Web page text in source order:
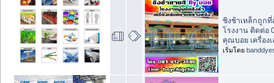
ชิงช้าเหล็กถูก
โรงงาน ติดต่อ
คุณบอย เครื่อง
เริ่มโดย